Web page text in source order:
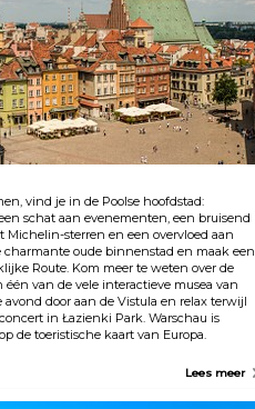
vind je in de Poolse hoofdstad:
schat aan evenementen, een bruisend
Michelin-sterren en een overvloed aan
oude binnenstad en maak een
Route. Kom meer te weten over de
van de vele interactieve musea van
door aan de Vistula en relax terwijl
in Łazienki Park. Warschau is
de toeristische kaart van Europa.
Lees meer